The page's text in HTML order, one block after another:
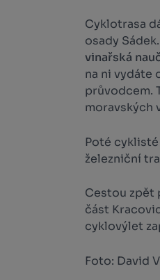
Cyklotrasa
osady
vinařská
na ni vydáte
průvodcem.
moravských
Poté
železniční
Cestou zpět
část
cyklovýlet
Foto: David